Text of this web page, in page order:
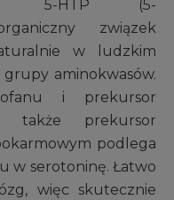
5-HTP (5-
związek
w ludzkim
aminokwasów.
i prekursor
także prekursor
podlega
w serotoninę. Łatwo
więc skutecznie